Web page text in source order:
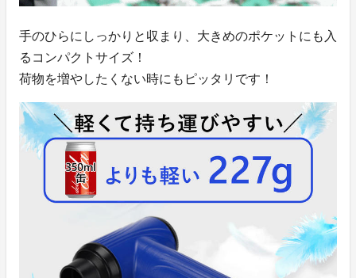
手のひらにしっかりと収まり、大きめのポケットにも入
るコンパクトサイズ！
荷物を増やしたくない時にもピッタリです！